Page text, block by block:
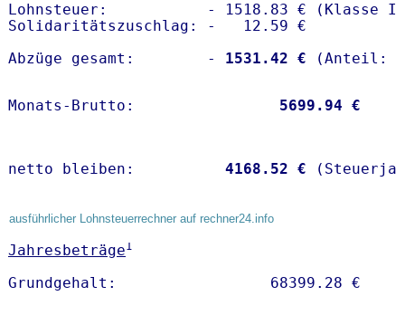
Lohnsteuer:           - 1518.83 € (Klasse I)
Solidaritätszuschlag: -   12.59 €
Abzüge gesamt:        -
1531.42 €
Monats-Brutto: 5699.94 €
netto bleiben: 4168.52 €
ausführlicher Lohnsteuerrechner auf rechner24.info
Jahresbeträge1